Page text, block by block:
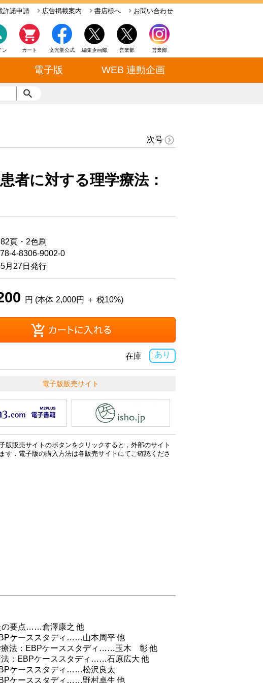
お問い合わせ
書店様へ
広告掲載案内
許諾申請
営業部
営業部
編集企画部
文光堂公式
カート
ン
電子版 WEB 連動企画
次号
者に対する理学療法：
頁・2色刷
4-8306-9002-0
月27日発行
円 (本体 2,000円 ＋ 税10%)
あり
在庫
電子版販売サイト
版販売サイトのボタンをクリックすると，外部のサイト
す．電子版の購入方法は各販売サイトにてご確認くださ
の要点……倉澤康之 他
ケーススタディ……山本周平 他
療法：EBPケーススタディ……玉木 彰 他
：EBPケーススタディ……石原広大 他
ケーススタディ……松沢良太
ケーススタディ……野村卓生 他